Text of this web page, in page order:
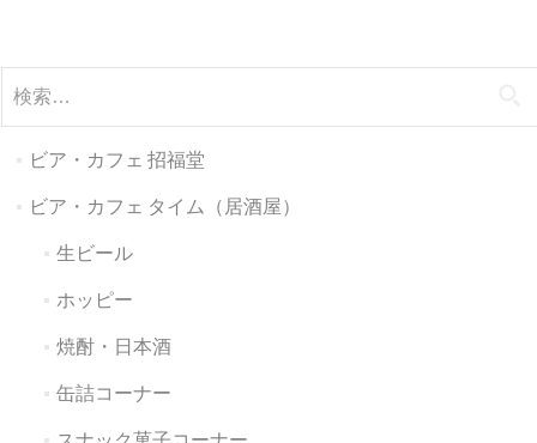
索:
ビア・カフェ 招福堂
ビア・カフェ タイム（居酒屋）
生ビール
ホッピー
焼酎・日本酒
缶詰コーナー